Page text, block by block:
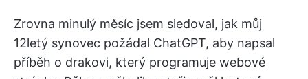
Zrovna minulý měsíc jsem sledoval, jak můj
12letý synovec požádal ChatGPT, aby napsal
příběh o drakovi, který programuje webové